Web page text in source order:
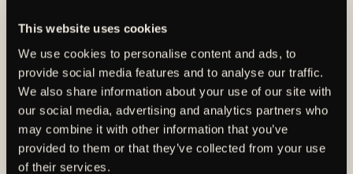
This website uses cookies
We use cookies to personalise content and ads, to
provide social media features and to analyse our traffic.
We also share information about your use of our site with
our social media, advertising and analytics partners who
may combine it with other information that you’ve
provided to them or that they’ve collected from your use
of their services.
37Ahmad Faqa
45 Taha Ayari
47
Alexander Fesshaie